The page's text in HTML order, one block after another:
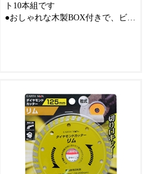
ト10本組です
●おしゃれな木製BOX付きで、ビッ